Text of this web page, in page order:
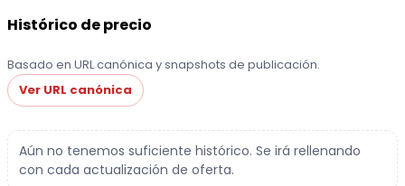
Histórico de precio
Basado en URL canónica y snapshots de publicación.
Ver URL canónica
Aún no tenemos suficiente histórico. Se irá rellenando
con cada actualización de oferta.